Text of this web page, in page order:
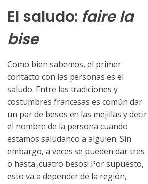
El saludo: faire la
bise
Como bien sabemos, el primer
contacto con las personas es el
saludo. Entre las tradiciones y
costumbres francesas es común dar
un par de besos en las mejillas y decir
el nombre de la persona cuando
estamos saludando a alguien. Sin
embargo, a veces se pueden dar tres
o hasta ¡cuatro besos! Por supuesto,
esto va a depender de la región,